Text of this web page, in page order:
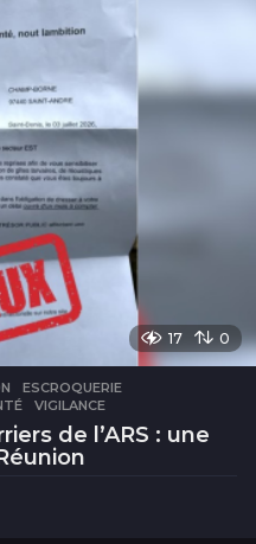
17 0
,ESCROQUERIE
,VIGILANCE
de l’ARS : une